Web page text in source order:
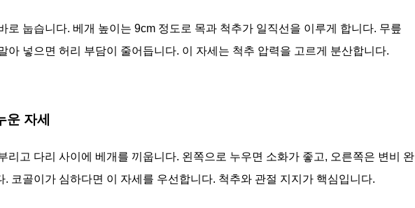
로 눕습니다. 베개 높이는 9cm 정도로 목과 척추가 일직선을 이루게 합니다. 무릎
아 넣으면 허리 부담이 줄어듭니다. 이 자세는 척추 압력을 고르게 분산합니다.
운 자세
리고 다리 사이에 베개를 끼웁니다. 왼쪽으로 누우면 소화가 좋고, 오른쪽은 변비 완
. 코골이가 심하다면 이 자세를 우선합니다. 척추와 관절 지지가 핵심입니다.